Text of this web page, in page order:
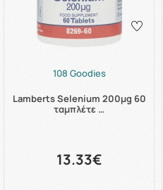
108 Goodies
Lamberts Selenium 200μg 60
ταμπλέτε …
13.33€